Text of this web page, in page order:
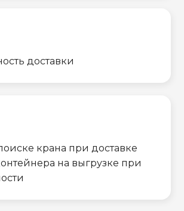
доставки
крана при доставке
на выгрузке при